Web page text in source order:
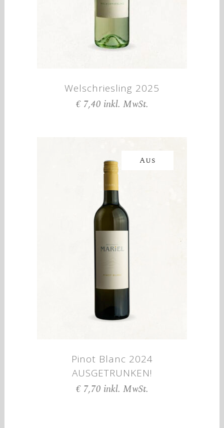
Welschriesling 2025
€7,40
Aus
Pinot Blanc 2024
AUSGETRUNKEN!
€7,70